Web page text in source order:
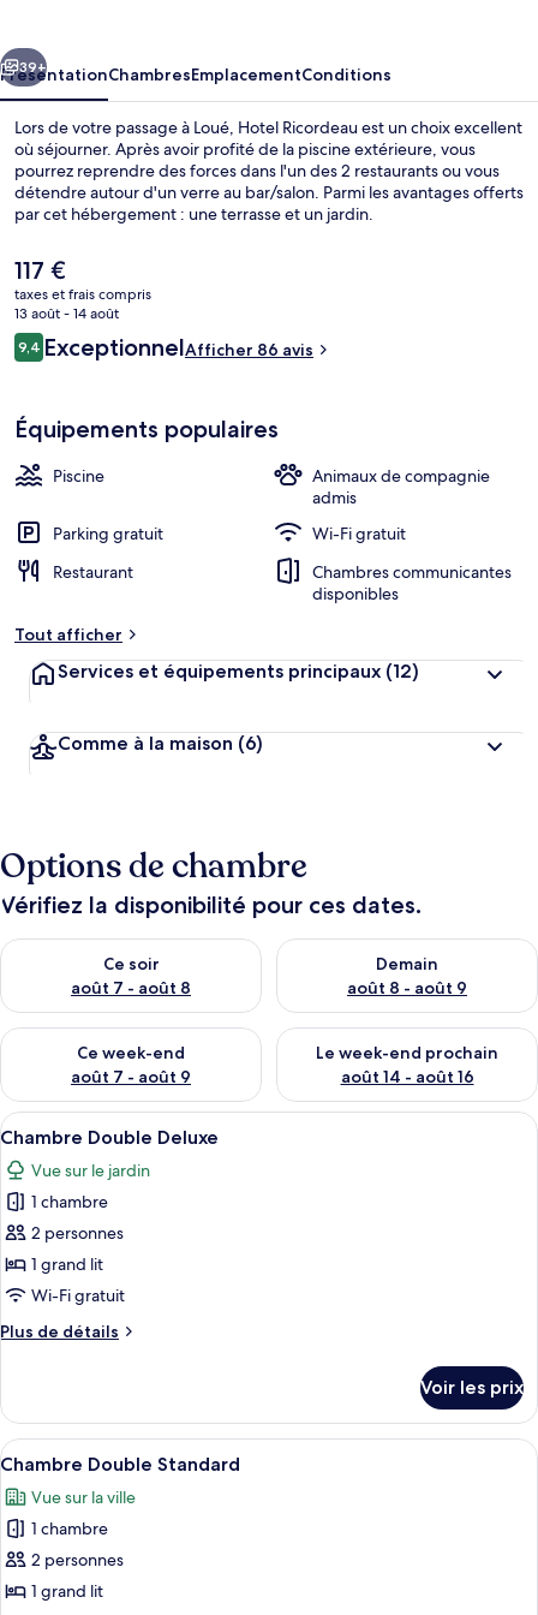
Suivant
39+
PrésentationChambresEmplacementConditions
Lors de votre passage à Loué, Hotel Ricordeau est un choix excellent
où séjourner. Après avoir profité de la piscine extérieure, vous
pourrez reprendre des forces dans l'un des 2 restaurants ou vous
détendre autour d'un verre au bar/salon. Parmi les avantages offerts
par cet hébergement : une terrasse et un jardin.
Le
prix
actuel
est
de
117 €
taxes et frais compris
13 août - 14 août
Avis
voyageurs
9,49,4 sur 10
ExceptionnelAfficher 86 avis
Équipements populaires
Piscine
Animaux de compagnie
admis
Parking gratuit
Wi-Fi gratuit
Restaurant
Chambres communicantes
disponibles
Tout afficher
Services et équipements principaux (12)
Comme à la maison (6)
Options de chambre
Vérifiez la disponibilité pour ces dates.
Ce soir
août 7 - août 8
Vérifier la disponibilité pour ce soir août 7 - août 8
Demain
août 8 - août 9
Vérifier la disponibilité pour
Ce week-end
août 7 - août 9
Vérifier la disponibilité pour ce week-end août 7 - août 9
Le week-end prochain
août 14 - août 16
Vérifier la disponibilité pour
Afficher
toutes
les
photos
pour
ce
type
chambre :
Deluxe
Une chambre à coucher avec un
2
Chambre Double Deluxe
Vue sur le jardin
1 chambre
2 personnes
1 grand lit
Wi-Fi gratuit
Plus de détails
Plus
le
type
de
Chambre
Double
Deluxe
Voir les prix
Afficher
toutes
les
photos
pour
ce
Un lit bien fait, avec une couette et
1
Chambre Double Standard
Vue sur la ville
1 chambre
2 personnes
1 grand lit